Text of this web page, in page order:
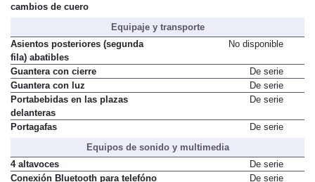
cambios de cuero
Equipaje y transporte
Asientos posteriores (segunda
fila) abatibles
No disponible
Guantera con cierre
De serie
Guantera con luz
De serie
Portabebidas en las plazas
delanteras
De serie
Portagafas
De serie
Equipos de sonido y multimedia
4 altavoces
De serie
Conexión Bluetooth para telefóno
De serie